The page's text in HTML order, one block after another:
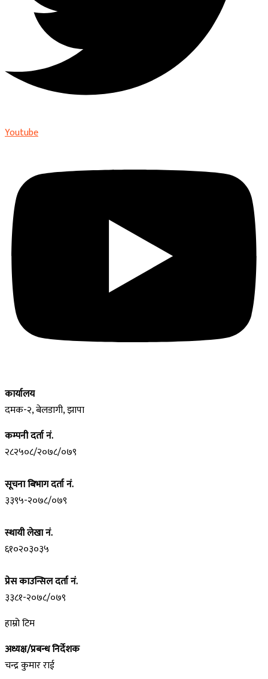
Youtube
कार्यालय
दमक-२, बेलडागी, झापा
कम्पनी दर्ता नं.
२८२५०८/२०७८/०७९
सूचना बिभाग दर्ता नं.
३३९५-२०७८/०७९
स्थायी लेखा नं.
६१०२०३०३५
प्रेस काउन्सिल दर्ता नं.
३३८१-२०७८/०७९
हाम्रो टिम
अध्यक्ष/प्रबन्ध निर्देशक
चन्द्र कुमार राई